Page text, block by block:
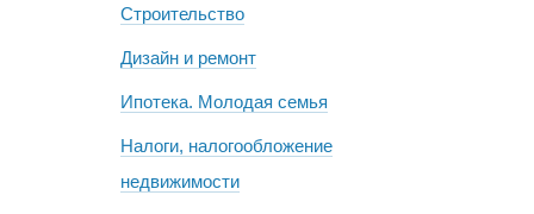
Строительство
Дизайн и ремонт
Ипотека. Молодая семья
Налоги, налогообложение
недвижимости